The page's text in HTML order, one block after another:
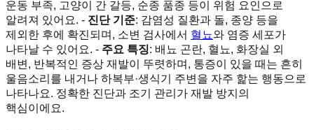
운동 부족, 고양이 간 갈등, 순종 품종 등이 위험 요인으로
알려져 있어요. - 진단 기준: 감염성 질환과 돌, 종양 등을
제외한 후에 확진되며, 소변 검사에서 혈뇨와 염증 세포가
나타날 수 있어요. - 주요 특징: 배뇨 곤란, 혈뇨, 화장실 외
배변, 반복적인 증상 재발이 뚜렷하며, 통증이 있을 때는 흔히
울음소리를 내거나 하복부·생식기 주변을 자주 핥는 행동으로
나타나요. 정확한 진단과 조기 관리가 재발 방지의
핵심이에요.